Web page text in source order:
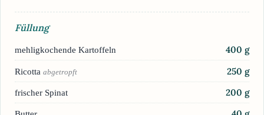
Füllung
mehligkochende Kartoffeln 400 g
Ricotta abgetropft 250 g
frischer Spinat 200 g